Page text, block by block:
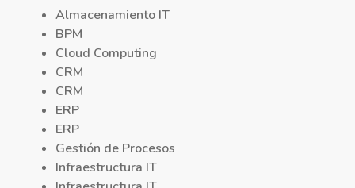
Almacenamiento IT
BPM
Cloud Computing
CRM
CRM
ERP
ERP
Gestión de Procesos
Infraestructura IT